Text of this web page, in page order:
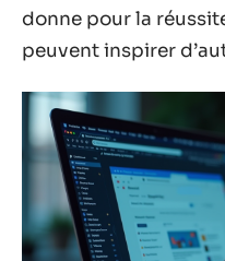
donne pour la
peuvent inspirer